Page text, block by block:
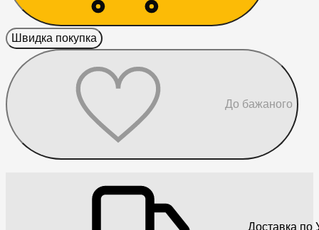
Швидка покупка
До бажаного
Доставка по